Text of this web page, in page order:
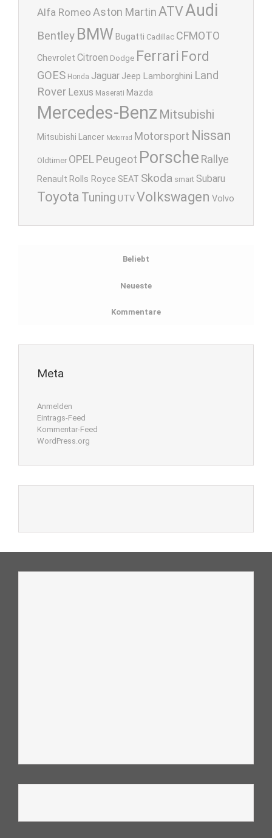
Alfa Romeo Aston MartinATVAudi
Bentley BMW Bugatti Cadillac CFMOTO
Chevrolet Citroen Dodge Ferrari Ford
GOES Honda Jaguar Jeep Lamborghini Land
Rover Lexus Maserati Mazda
Mercedes-Benz Mitsubishi
Mitsubishi Lancer Motorrad Motorsport Nissan
Oldtimer OPELPeugeot Porsche Rallye
Renault Rolls Royce SEAT Skoda smart Subaru
Toyota Tuning UTVVolkswagen Volvo
Beliebt
Neueste
Kommentare
Meta
Anmelden
Eintrags-Feed
Kommentar-Feed
WordPress.org